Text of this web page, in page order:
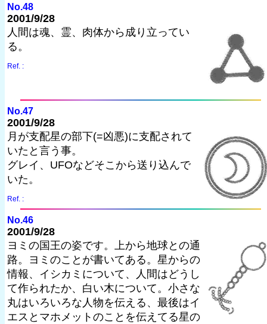
No.48
2001/9/28
人間は魂、霊、肉体から成り立ってい
る。
Ref. :
No.47
2001/9/28
月が支配星の部下(=凶悪)に支配されて
いたと言う事。
グレイ、UFOなどそこから送り込んで
いた。
Ref. :
No.46
2001/9/28
ヨミの国王の姿です。上から地球との通
路。ヨミのことが書いてある。星からの
情報、イシカミについて、人間はどうし
て作られたか、白い木について。小さな
丸はいろいろな人物を伝える、最後はイ
エスとマホメットのことを伝えてる星の